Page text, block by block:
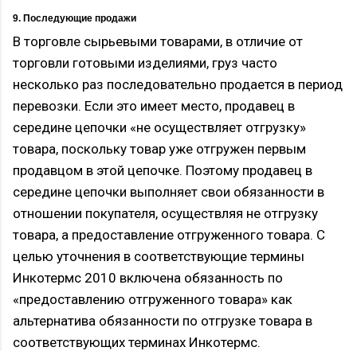
9. Последующие продажи
В торговле сырьевыми товарами, в отличие от
торговли готовыми изделиями, груз часто
несколько раз последовательно продается в период
перевозки. Если это имеет место, продавец в
середине цепочки «не осуществляет отгрузку»
товара, поскольку товар уже отгружен первым
продавцом в этой цепочке. Поэтому продавец в
середине цепочки выполняет свои обязанности в
отношении покупателя, осуществляя не отгрузку
товара, а предоставление отгруженного товара. С
целью уточнения в соответствующие термины
Инкотермс 2010 включена обязанность по
«предоставлению отгруженного товара» как
альтернатива обязанности по отгрузке товара в
соответствующих терминах Инкотермс.